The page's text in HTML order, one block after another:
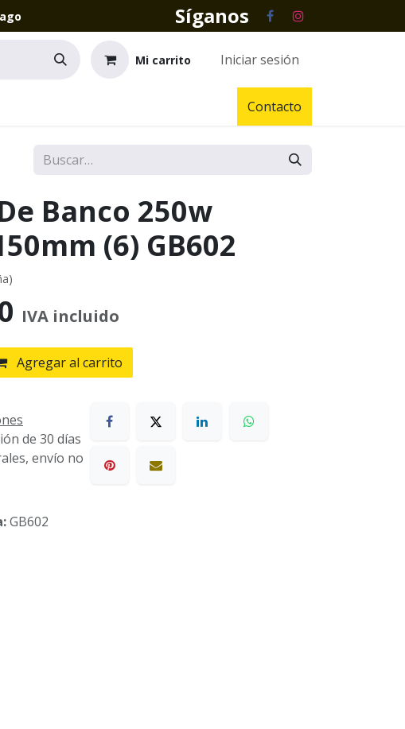
Síganos
Mi carrito Iniciar sesión
Contacto
Banco 250w
(6) GB602
IVA incluido
Agregar al carrito
de 30 días
envío no
GB602